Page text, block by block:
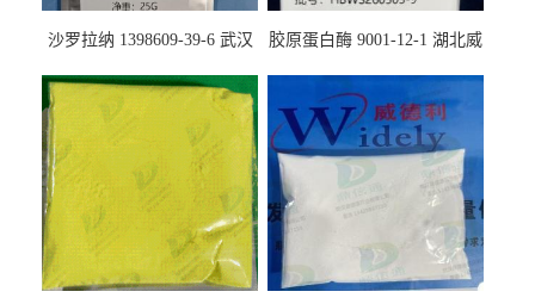
沙罗拉纳 1398609-39-6 武汉
胶原蛋白酶 9001-12-1 湖北威